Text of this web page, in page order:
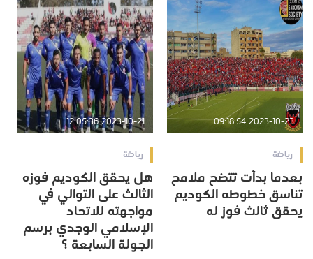
2023-10-23 09:18:54
رياضة
بعدما بدأت تتضح ملامح
تناسق خطوطه الكوديم
يحقق ثالث فوز له
2023-10-21 12:05:36
رياضة
هل يحقق الكوديم فوزه
الثالث على التوالي في
مواجهته للاتحاد
الإسلامي الوجدي برسم
الجولة السابعة ؟